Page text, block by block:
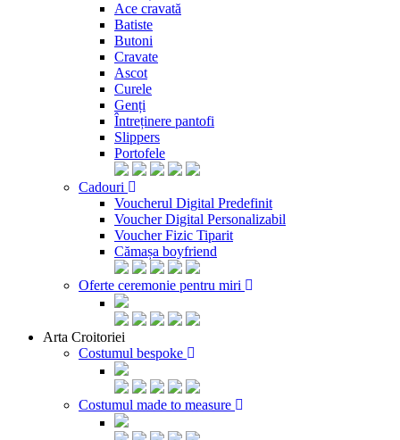
Ace cravată
Batiste
Butoni
Cravate
Ascot
Curele
Genți
Întreținere pantofi
Slippers
Portofele
Cadouri
Voucherul Digital Predefinit
Voucher Digital Personalizabil
Voucher Fizic Tiparit
Cămașa boyfriend
Oferte ceremonie pentru miri
Arta Croitoriei
Costumul bespoke
Costumul made to measure